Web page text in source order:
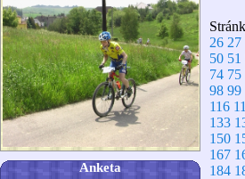
Anketa
26 27
50 51
74 75
98 99
116
133
150
167
184